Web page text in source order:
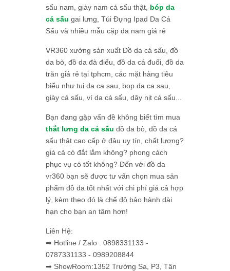
sấu nam, giày nam cá sấu thật, bóp da
cá sấu gai lưng, Túi Đựng Ipad Da Cá
Sấu và nhiều mẫu cặp da nam giá rẻ
VR360 xưởng sản xuất Đồ da cá sấu, đồ
da bò, đồ da đà điểu, đồ da cá đuối, đồ da
trăn giá rẻ tại tphcm, các mặt hàng tiêu
biểu như tui da ca sau, bop da ca sau,
giày cá sấu, ví da cá sấu, dây nịt cá sấu...
Bạn đang gặp vấn đề không biết tìm mua
thắt lưng da cá sấu đồ da bò, đồ da cá
sấu thật cao cấp ở đâu uy tín, chất lượng?
giá cả có đắt lắm không? phong cách
phục vụ có tốt không? Đến với đồ da
vr360 bạn sẽ được tư vấn chọn mua sản
phẩm đồ da tốt nhất với chi phí giá cả hợp
lý, kèm theo đó là chế độ bảo hành dài
hạn cho bạn an tâm hơn!
Liên Hệ:
➡ Hotline / Zalo : 0898331133 -
0787331133 - 0989208844
➡ ShowRoom:1352 Trường Sa, P3, Tân